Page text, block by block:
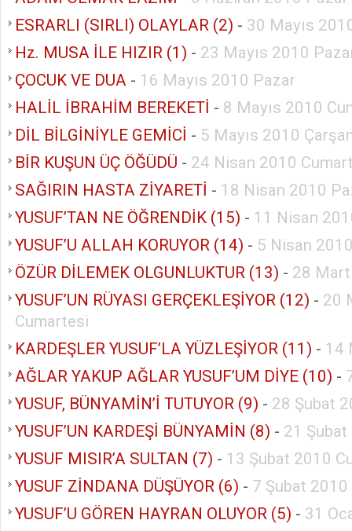
ESRARLI (SIRLI) OLAYLAR (2) - 30 Mayıs
Hz. MUSA İLE HIZIR (1) - 23 Mayıs 2010
ÇOCUK VE DUA - 16 Mayıs 2010 Pazar
HALİL İBRAHİM BEREKETİ - 8 Mayıs 2010
DİL BİLGİNİYLE GEMİCİ - 5 Mayıs 2010
BİR KUŞUN ÜÇ ÖĞÜDÜ - 24 Nisan 2010
SAĞIRIN HASTA ZİYARETİ - 18 Nisan 2010
YUSUF’TAN NE ÖĞRENDİK (15) - 11 Nisan
YUSUF’U ALLAH KORUYOR (14) - 5 Nisan
ÖZÜR DİLEMEK OLGUNLUKTUR (13) - 28
YUSUF’UN RÜYASI GERÇEKLEŞİYOR (12) - 20
Cumartesi
KARDEŞLER YUSUF’LA YÜZLEŞİYOR (11) - 14
AĞLAR YAKUP AĞLAR YUSUF’UM DİYE (10) -
YUSUF, BÜNYAMİN’İ TUTUYOR (9) - 28 Şubat
YUSUF’UN KARDEŞİ BÜNYAMİN (8) - 21
YUSUF MISIR’A SULTAN (7) - 13 Şubat 2010
YUSUF ZİNDANA DÜŞÜYOR (6) - 7 Şubat
YUSUF’U GÖREN HAYRAN OLUYOR (5) - 31